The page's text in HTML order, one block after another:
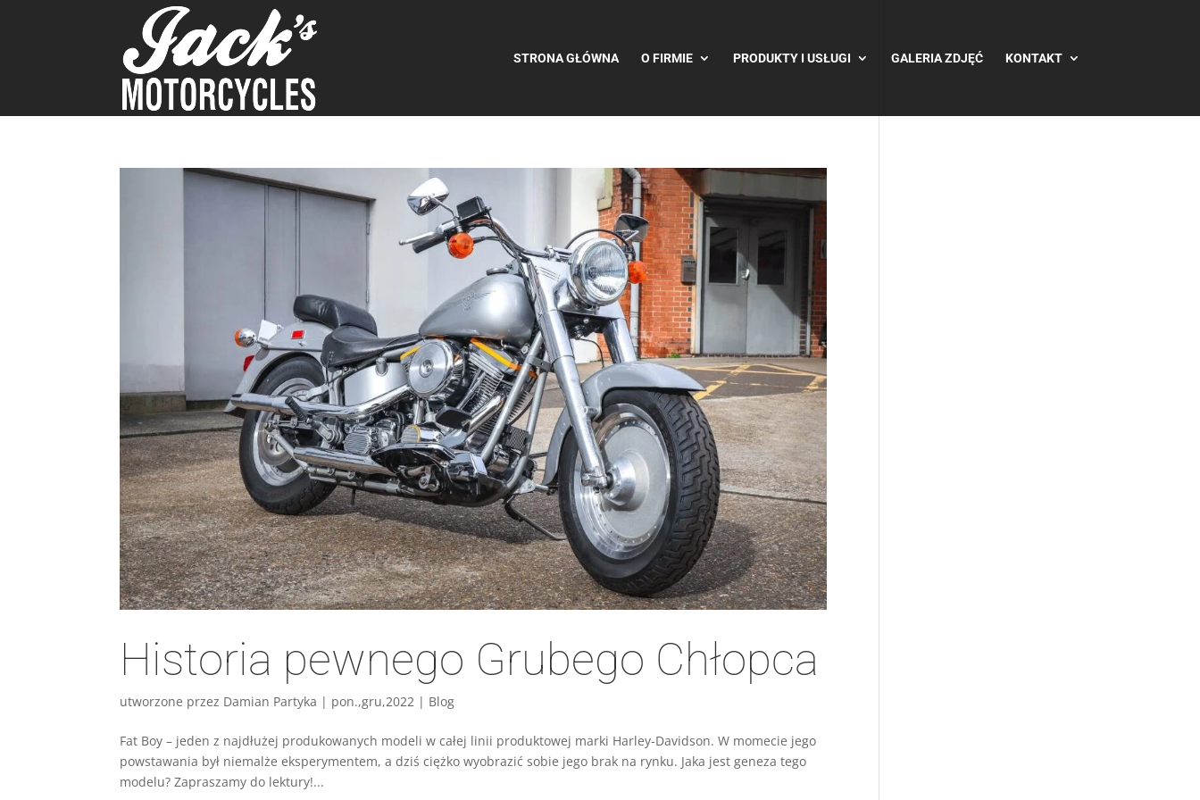
STRONA GŁÓWNA O FIRMIE PRODUKTY I USŁUGI GALERIA ZDJĘĆ KONTAKT
Historia pewnego Grubego Chłopca
utworzone przez Damian Partyka | pon.,gru,2022 | Blog
Fat Boy – jeden z najdłużej produkowanych modeli w całej linii produktowej marki Harley-Davidson. W momecie jego
powstawania był niemalże eksperymentem, a dziś ciężko wyobrazić sobie jego brak na rynku. Jaka jest geneza tego
modelu? Zapraszamy do lektury!...